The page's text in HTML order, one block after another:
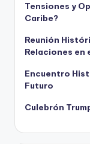
Tensiones y
Caribe?
Reunión
Relaciones en
Encuentro
Futuro
Culebrón